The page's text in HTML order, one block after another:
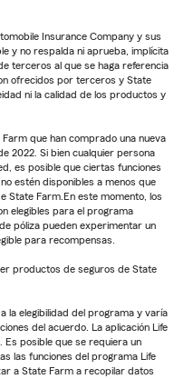
Insurance Company y sus
y no respalda ni aprueba, implícita
terceros al que se haga referencia
ofrecidos por terceros y State
ni la calidad de los productos y
que han comprado una nueva
2022. Si bien cualquier persona
es posible que ciertas funciones
estén disponibles a menos que
State Farm.En este momento, los
elegibles para el programa
póliza pueden experimentar un
para recompensas.
productos de seguros de State
la elegibilidad del programa y varía
del acuerdo. La aplicación Life
Es posible que se requiera un
las funciones del programa Life
a State Farm a recopilar datos